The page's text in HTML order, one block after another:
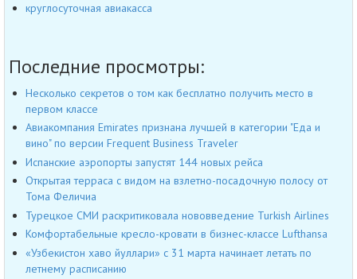
круглосуточная авиакасса
Последние просмотры:
Несколько секретов о том как бесплатно получить место в
первом классе
Авиакомпания Emirates признана лучшей в категории "Еда и
вино" по версии Frequent Business Traveler
Испанские аэропорты запустят 144 новых рейса
Открытая терраса с видом на взлетно-посадочную полосу от
Тома Феличиа
Турецкое СМИ раскритиковала нововведение Turkish Airlines
Комфортабельные кресло-кровати в бизнес-классе Lufthansa
«Узбекистон хаво йуллари» с 31 марта начинает летать по
летнему расписанию